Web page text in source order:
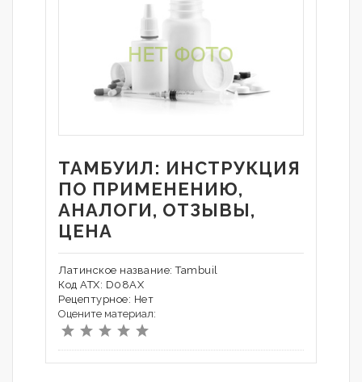
ТАМБУИЛ: ИНСТРУКЦИЯ
ПО ПРИМЕНЕНИЮ,
АНАЛОГИ, ОТЗЫВЫ,
ЦЕНА
Латинское название: Tambuil
Код АТХ: D08AX
Рецептурное: Нет
Оцените материал: